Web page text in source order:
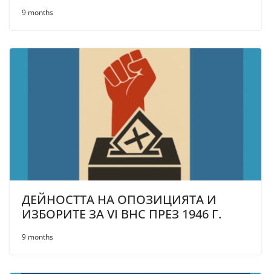
9 months
ДЕЙНОСТТА НА ОПОЗИЦИЯТА И
ИЗБОРИТЕ ЗА VI ВНС ПРЕЗ 1946 Г.
9 months